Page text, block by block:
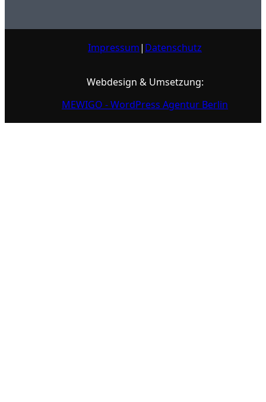
Impressum| Datenschutz
Webdesign & Umsetzung:
MEWIGO - WordPress Agentur Berlin